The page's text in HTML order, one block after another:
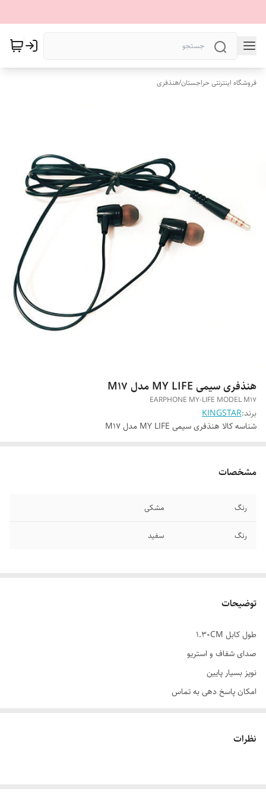
فروشگاه اینترنتی حراجستان/هنذفری
هنذفری سیمی MY LIFE مدل M17
EARPHONE MY-LIFE MODEL M17
برند:KINGSTAR
شناسه کالا هنذفری سیمی MY LIFE مدل M17
مشخصات
رنگ مشکی
رنگ سفید
توضیحات
طول کابل 1.30CM
صدای شفاف و استریو
نویز بسیار پایین
امکان پاسخ دهی به تماس
نظرات